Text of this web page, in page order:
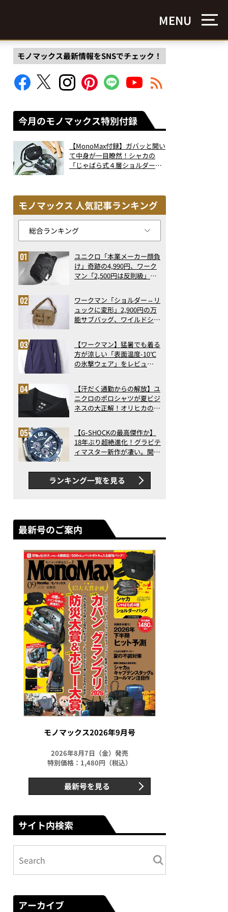
MENU
モノマックス最新情報をSNSでチェック！
今月のモノマックス特別付録
【MonoMax付録】ガバッと開い
て中身が一目瞭然！シャカの
「じゃばら式４層ショルダーバ
モノマックス 人気記事ランキング
ユニクロ「本業メーカー顔負
け」奇跡の4,990円、ワーク
マン「2,500円は反則級」凄
ト3】（2026年6月版）
ワークマン「ショルダー⇔リ
ュックに変形」2,900円の万
能サブバッグ、ワイルドシン
記事ランキングベスト3】
（2026年6月版）
【ワークマン】猛暑でも着る
方が涼しい「表面温度-10℃
の氷撃ウェア」をレビュ
【汗だく通勤からの解放】ユ
ニクロのポロシャツが夏ビジ
ネスの大正解！オリヒカの透
アの実力
【G-SHOCKの最高傑作か】
18年ぶり超絶進化！グラビテ
ィマスター新作が凄い。開発
新ムーブメントの衝撃
ランキング一覧を見る
最新号のご案内
モノマックス2026年9月号
2026年8月7日（金）発売
特別価格：1,480円（税込）
最新号を見る
サイト内検索
アーカイブ